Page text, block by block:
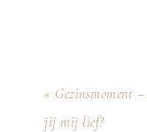
« Gezinsmoment
jij mij lief?